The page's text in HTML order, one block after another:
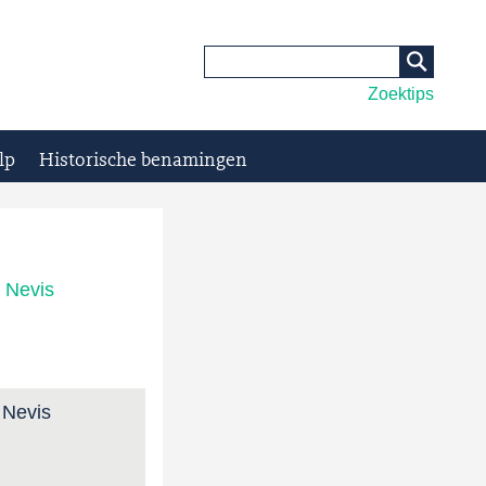
Zoektips
Historische benamingen
Nevis